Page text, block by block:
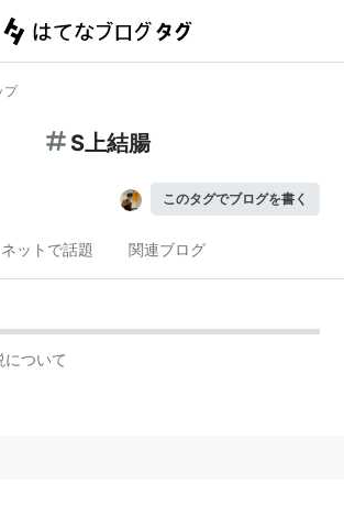
プ
S上結腸
このタグでブログを書く
ネットで話題 関連ブログ
について